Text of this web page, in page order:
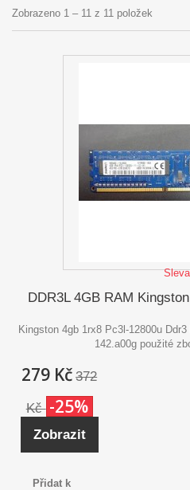
Zobrazeno 1 – 11 z 11 položek
DDR3L 4GB RAM
Kingston 4gb 1rx8 Pc3l-12800u
142.a00g použité
279 Kč 372
Kč -25%
Zobrazit
Přidat k